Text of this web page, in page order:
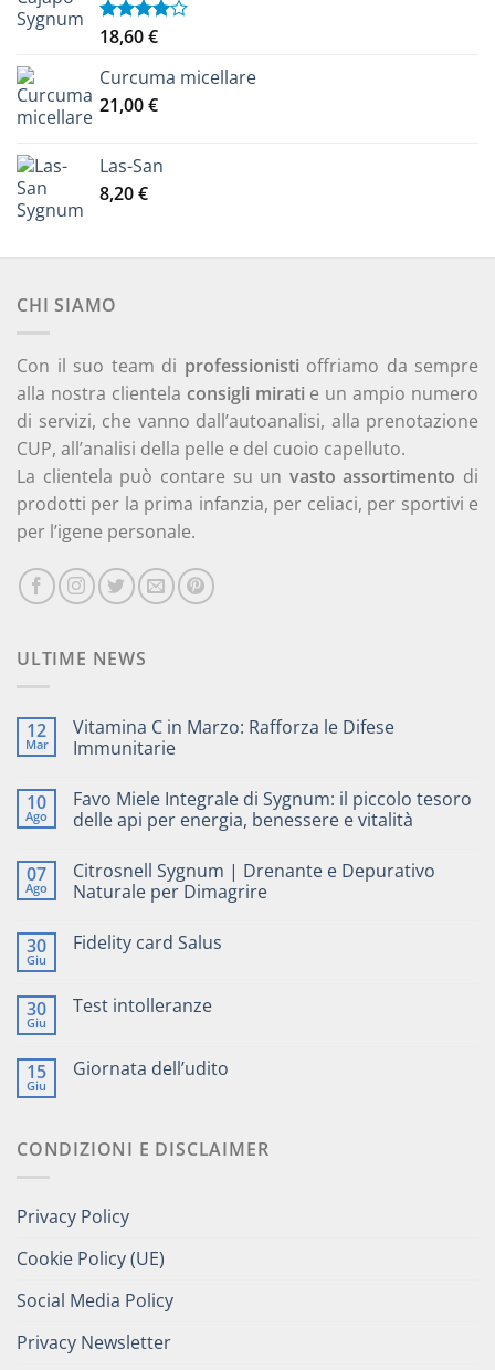
era:
Valutato
5
18,60€
Curcuma micellare
21,00€
Las-San
8,20€
CHI SIAMO
Con il suo team di professionisti offriamo da sempre
alla nostra clientela consigli mirati e un ampio numero
di servizi, che vanno dall’autoanalisi, alla prenotazione
CUP, all’analisi della pelle e del cuoio capelluto.
La clientela può contare su un vasto assortimento di
prodotti per la prima infanzia, per celiaci, per sportivi e
per l’igene personale.
ULTIME NEWS
12
Mar
Vitamina C in Marzo: Rafforza le Difese
Immunitarie
10
Ago
Favo Miele Integrale di Sygnum: il piccolo tesoro
delle api per energia, benessere e vitalità
07
Ago
Citrosnell Sygnum | Drenante e Depurativo
Naturale per Dimagrire
30
Giu
Fidelity card Salus
30
Giu
Test intolleranze
15
Giu
Giornata dell’udito
CONDIZIONI E DISCLAIMER
Privacy Policy
Cookie Policy (UE)
Social Media Policy
Privacy Newsletter